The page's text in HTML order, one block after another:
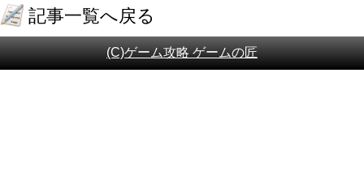
記事一覧へ戻る
(C)ゲーム攻略 ゲームの匠